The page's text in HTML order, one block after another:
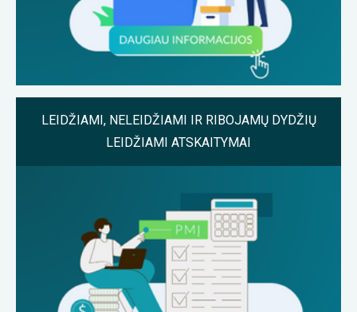
LEIDŽIAMI, NELEIDŽIAMI IR RIBOJAMŲ DYDŽIŲ
LEIDŽIAMI ATSKAITYMAI